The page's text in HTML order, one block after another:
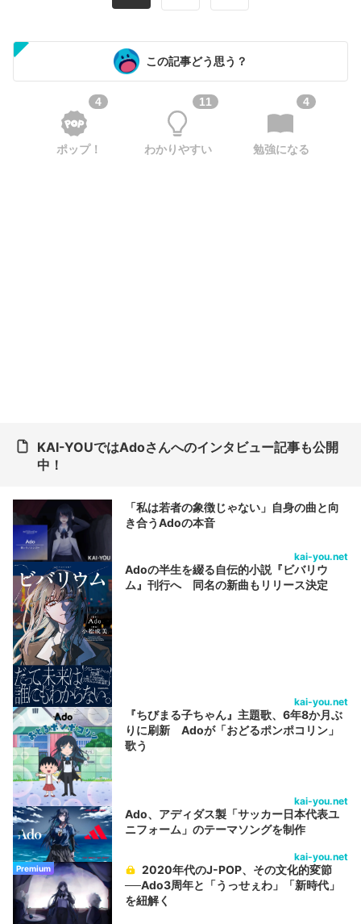
この記事どう思う？
4
ポップ！
11
わかりやすい
4
勉強になる
KAI-YOUではAdoさんへのインタビュー記事も公開
中！
「私は若者の象徴じゃない」自身の曲と向
き合うAdoの本音
kai-you.net
Adoの半生を綴る自伝的小説『ビバリウ
ム』刊行へ 同名の新曲もリリース決定
kai-you.net
『ちびまる子ちゃん』主題歌、6年8か月ぶ
りに刷新 Adoが「おどるポンポコリン」
歌う
kai-you.net
Ado、アディダス製「サッカー日本代表ユ
ニフォーム」のテーマソングを制作
kai-you.net
Premium
2020年代のJ-POP、その文化的変節
──Ado3周年と「うっせぇわ」「新時代」
を紐解く